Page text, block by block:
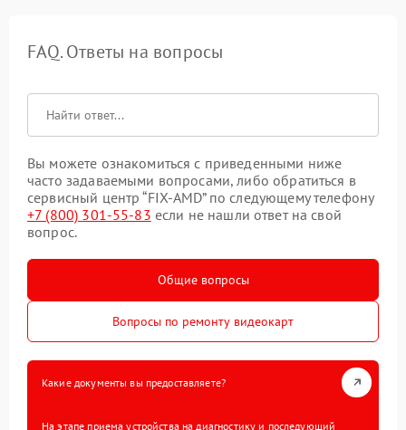
FAQ. Ответы на вопросы
Вы можете ознакомиться с приведенными ниже
часто задаваемыми вопросами, либо обратиться в
сервисный центр “FIX-AMD” по следующему телефону
+7 (800) 301-55-83 если не нашли ответ на свой
вопрос.
Общие вопросы
Вопросы по ремонту видеокарт
Какие документы вы предоставляете?
На этапе приема устройства на диагностику и последующий